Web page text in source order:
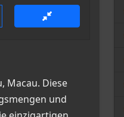
Macau. Diese
und